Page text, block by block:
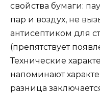
свойства бумаги:
пар и воздух, не
антисептиком для
(препятствует
Технические
напоминают
разница